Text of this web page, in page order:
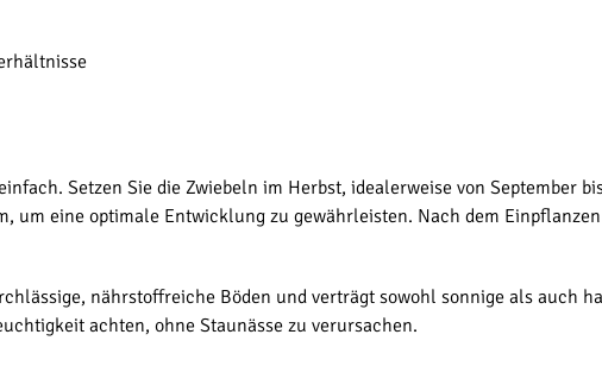
Setzen Sie die Zwiebeln im Herbst, idealerweise von September
um eine optimale Entwicklung zu gewährleisten. Nach dem
nährstoffreiche Böden und verträgt sowohl sonnige als auch
achten, ohne Staunässe zu verursachen.